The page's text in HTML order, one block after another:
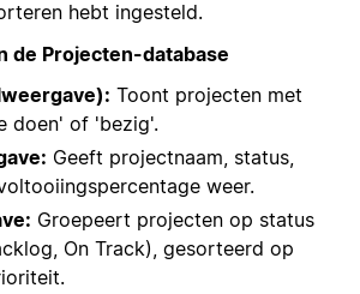
hebt ingesteld.
de Projecten-database
Toont projecten met
doen' of 'bezig'.
Geeft projectnaam, status,
weer.
Groepeert projecten op status
On Track), gesorteerd op